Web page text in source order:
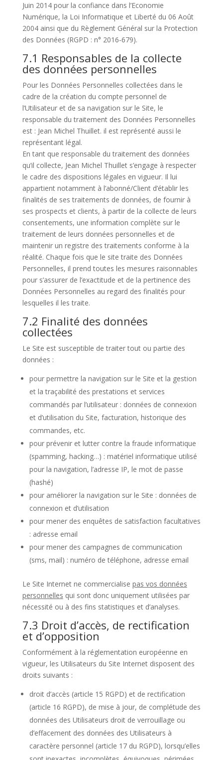
Juin 2014 pour la confiance dans l’Economie
Numérique, la Loi Informatique et Liberté du 06 Août
2004 ainsi que du Règlement Général sur la Protection
des Données (RGPD : n° 2016-679).
7.1 Responsables de la collecte
des données personnelles
Pour les Données Personnelles collectées dans le
cadre de la création du compte personnel de
l’Utilisateur et de sa navigation sur le Site, le
responsable du traitement des Données Personnelles
est : Jean Michel Thuillet. il est représenté aussi le
représentant légal.
En tant que responsable du traitement des données
qu’il collecte, Jean Michel Thuillet s’engage à respecter
le cadre des dispositions légales en vigueur. Il lui
appartient notamment à l’abonné/Client d’établir les
finalités de ses traitements de données, de fournir à
ses prospects et clients, à partir de la collecte de leurs
consentements, une information complète sur le
traitement de leurs données personnelles et de
maintenir un registre des traitements conforme à la
réalité. Chaque fois que le site traite des Données
Personnelles, il prend toutes les mesures raisonnables
pour s’assurer de l’exactitude et de la pertinence des
Données Personnelles au regard des finalités pour
lesquelles il les traite.
7.2 Finalité des données
collectées
Le Site est susceptible de traiter tout ou partie des
données :
pour permettre la navigation sur le Site et la gestion
et la traçabilité des prestations et services
commandés par l’utilisateur : données de connexion
et d’utilisation du Site, facturation, historique des
commandes, etc.
pour prévenir et lutter contre la fraude informatique
(spamming, hacking…) : matériel informatique utilisé
pour la navigation, l’adresse IP, le mot de passe
(hashé)
pour améliorer la navigation sur le Site : données de
connexion et d’utilisation
pour mener des enquêtes de satisfaction facultatives
: adresse email
pour mener des campagnes de communication
(sms, mail) : numéro de téléphone, adresse email
Le Site Internet ne commercialise pas vos données
personnelles qui sont donc uniquement utilisées par
nécessité ou à des fins statistiques et d’analyses.
7.3 Droit d’accès, de rectification
et d’opposition
Conformément à la réglementation européenne en
vigueur, les Utilisateurs du Site Internet disposent des
droits suivants :
droit d’accès (article 15 RGPD) et de rectification
(article 16 RGPD), de mise à jour, de complétude des
données des Utilisateurs droit de verrouillage ou
d’effacement des données des Utilisateurs à
caractère personnel (article 17 du RGPD), lorsqu’elles